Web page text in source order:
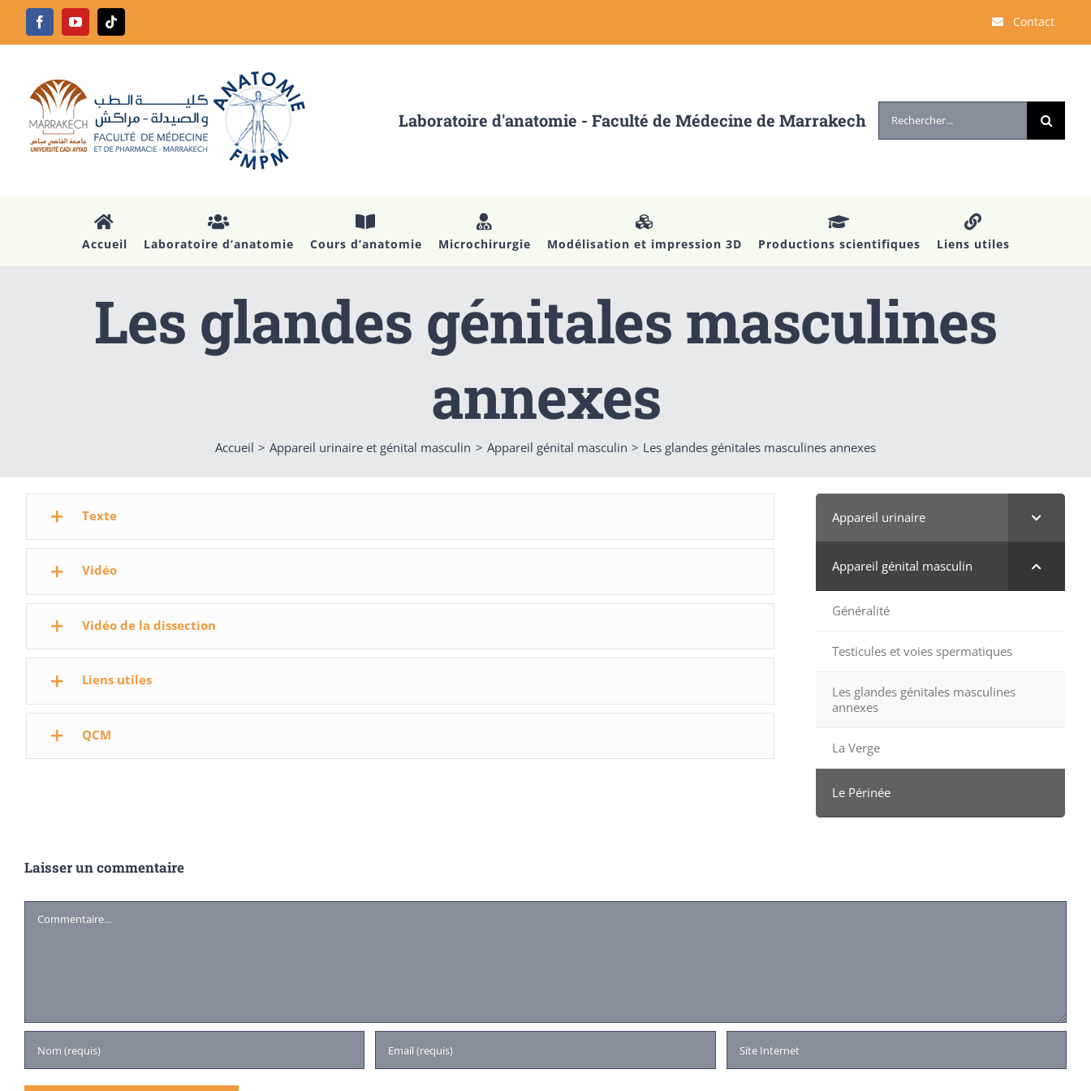
Passer
FacebookYouTubeTiktok Contact
Laboratoire d'anatomie - Faculté de Médecine de Marrakech Rechercher:
Accueil Laboratoire d’anatomie Cours d’anatomie Microchirurgie Modélisation et impression 3D Productions scientifiques Liens utiles
Les glandes génitales masculines
annexes
Accueil Appareil urinaire et génital masculin Appareil génital masculin Les glandes génitales masculines annexes
Texte
Vidéo
Vidéo de la dissection
Liens utiles
QCM
Appareil urinaire
Appareil génital masculin
Généralité
Testicules et voies spermatiques
Les glandes génitales masculines
annexes
La Verge
Le Périnée
Laisser un commentaire
Commentaire